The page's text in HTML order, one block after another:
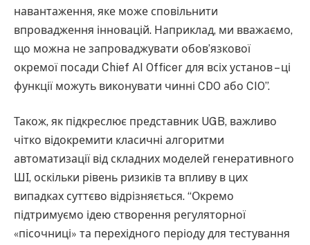
навантаження, яке може сповільнити
впровадження інновацій. Наприклад, ми вважаємо,
що можна не запроваджувати обов’язкової
окремої посади Chief AI Officer для всіх установ – ці
функції можуть виконувати чинні CDO або CIO”.
Також, як підкреслює представник UGB, важливо
чітко відокремити класичні алгоритми
автоматизації від складних моделей генеративного
ШІ, оскільки рівень ризиків та впливу в цих
випадках суттєво відрізняється. “Окремо
підтримуємо ідею створення регуляторної
«пісочниці» та перехідного періоду для тестування